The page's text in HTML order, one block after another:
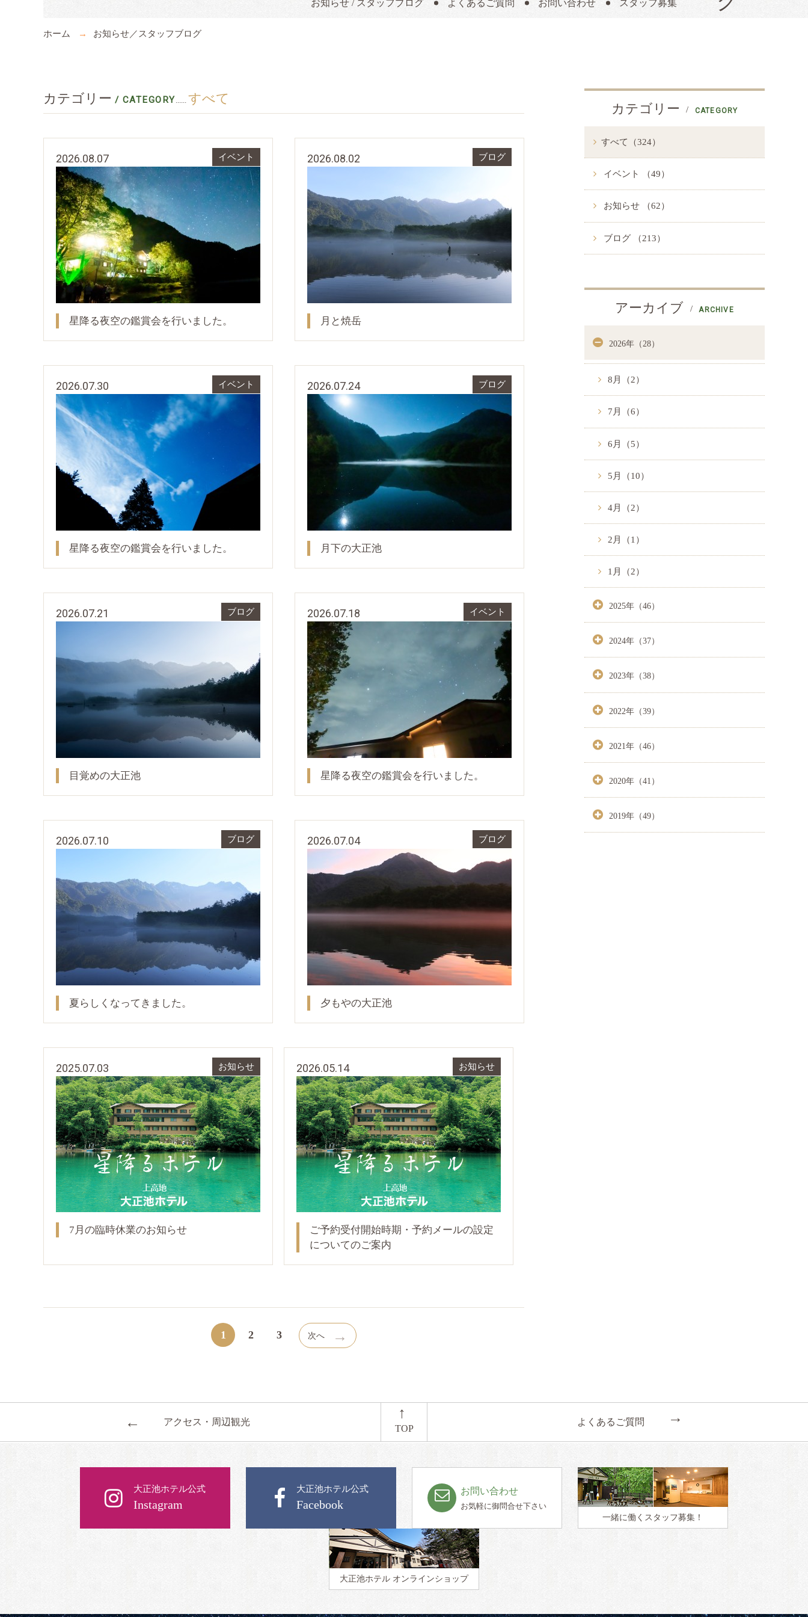
お知らせ / スタッフブログ よくあるご質問 お問い合わせ スタッフ募集
ホーム お知らせ／スタッフブログ
カテゴリー / CATEGORY...... すべて
2026.08.07 イベント
星降る夜空の鑑賞会を行いました。
2026.08.02 ブログ
月と焼岳
2026.07.30 イベント
星降る夜空の鑑賞会を行いました。
2026.07.24 ブログ
月下の大正池
2026.07.21 ブログ
目覚めの大正池
2026.07.18 イベント
星降る夜空の鑑賞会を行いました。
2026.07.10 ブログ
夏らしくなってきました。
2026.07.04 ブログ
夕もやの大正池
2025.07.03 お知らせ
7月の臨時休業のお知らせ
2026.05.14 お知らせ
ご予約受付開始時期・予約メールの設定
についてのご案内
1 2 3 次へ →
カテゴリー CATEGORY
すべて（324）
イベント （49）
お知らせ （62）
ブログ （213）
アーカイブ ARCHIVE
2026年（28）
8月（2）
7月（6）
6月（5）
5月（10）
4月（2）
2月（1）
1月（2）
2025年（46）
2024年（37）
2023年（38）
2022年（39）
2021年（46）
2020年（41）
2019年（49）
← アクセス・周辺観光
←
TOP
よくあるご質問 ←
大正池ホテル公式
Instagram
大正池ホテル公式
Facebook
お問い合わせ
お気軽に御問合せ下さい
一緒に働く スタッフ募集！
大正池ホテル オンラインショップ